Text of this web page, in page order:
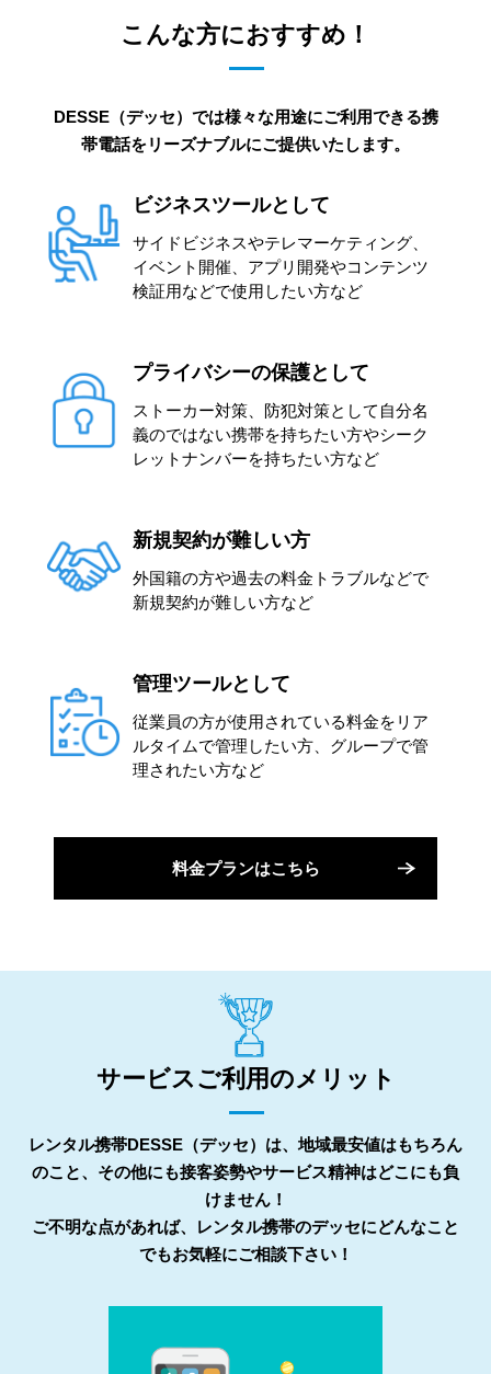
こんな方におすすめ！
DESSE（デッセ）では様々な用途にご利用できる携
帯電話をリーズナブルにご提供いたします。
ビジネスツールとして
サイドビジネスやテレマーケティング、
イベント開催、アプリ開発やコンテンツ
検証用などで使用したい方など
プライバシーの保護として
ストーカー対策、防犯対策として自分名
義のではない携帯を持ちたい方やシーク
レットナンバーを持ちたい方など
新規契約が難しい方
外国籍の方や過去の料金トラブルなどで
新規契約が難しい方など
管理ツールとして
従業員の方が使用されている料金をリア
ルタイムで管理したい方、グループで管
理されたい方など
料金プランはこちら
サービスご利用のメリット
レンタル携帯DESSE（デッセ）は、地域最安値はもちろん
のこと、その他にも接客姿勢やサービス精神はどこにも負
けません！
ご不明な点があれば、レンタル携帯のデッセにどんなこと
でもお気軽にご相談下さい！